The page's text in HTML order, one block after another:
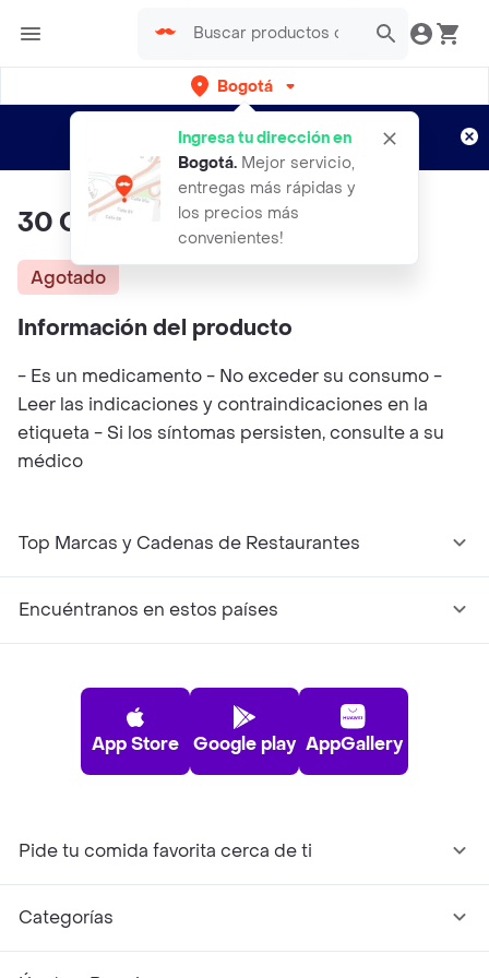
Bogotá
Ingresa tu dirección en
Bogotá. Mejor servicio,
entregas más rápidas y
los precios más
convenientes!
envíos gratis por semanas
Aplican TyC
30 Content Ultrasec Talla Xl
Agotado
Información del producto
- Es un medicamento - No exceder su consumo -
Leer las indicaciones y contraindicaciones en la
etiqueta - Si los síntomas persisten, consulte a su
médico
Top Marcas y Cadenas de Restaurantes
Encuéntranos en estos países
App Store Google play AppGallery
Pide tu comida favorita cerca de ti
Categorías